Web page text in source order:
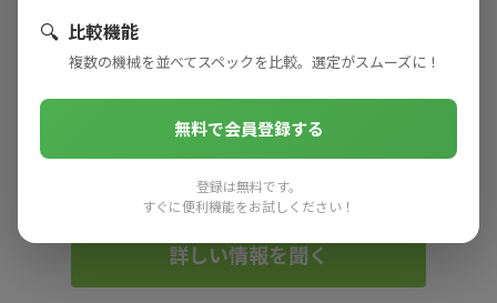
カタログをダウンロード
機械選定や仕様、導入に関するご不明点・お悩み
がございましたら、 下記よりお気軽にご相談くだ
詳しい情報を聞く
🔍 比較機能
複数の機械を並べてスペックを比較。選定がスムーズに！
無料で会員登録する
登録は無料です。
すぐに便利機能をお試しください！